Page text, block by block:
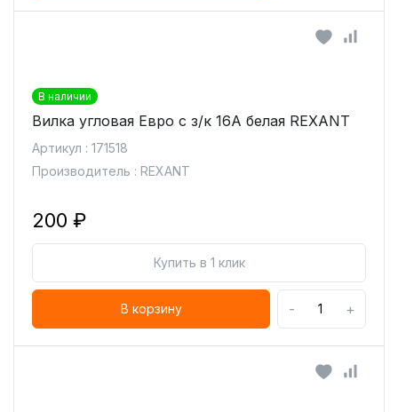
В наличии
Вилка угловая Евро с з/к 16А белая REXANT
Артикул : 171518
Производитель : REXANT
200 ₽
Купить в 1 клик
В корзину - +